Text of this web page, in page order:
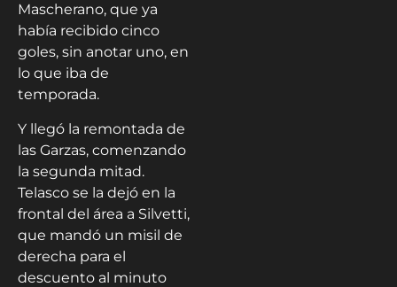
Mascherano, que ya
había recibido cinco
goles, sin anotar uno, en
lo que iba de
temporada.
Y llegó la remontada de
las Garzas, comenzando
la segunda mitad.
Telasco se la dejó en la
frontal del área a Silvetti,
que mandó un misil de
derecha para el
descuento al minuto